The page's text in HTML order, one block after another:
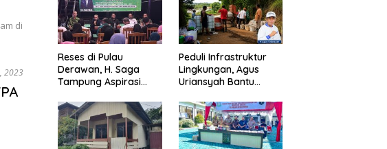
di
2023
Reses di Pulau
Derawan, H. Saga
Tampung Aspirasi
Masyarakat Bijak
Sikapi Efisiensi
Anggaran
Peduli Infrastruktur
Lingkungan, Agus
Uriansyah Bantu
Jalan di Gang Angsa